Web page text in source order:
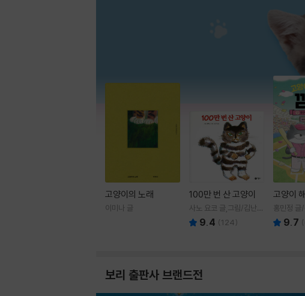
고양이의 노래
이미나 글
100만 번 산 고양이
사노 요코 글,그림/김난주
역 9.4 (124)
고양이
홍민정 글
9.7 (
보리 출판사 브랜드전